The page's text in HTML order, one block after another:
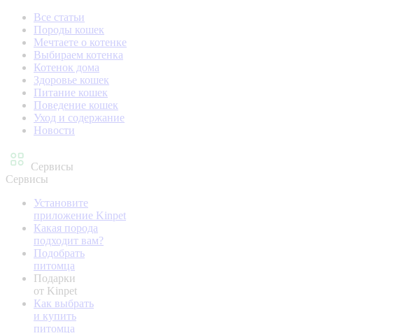
Все статьи
Породы кошек
Мечтаете о котенке
Выбираем котенка
Котенок дома
Здоровье кошек
Питание кошек
Поведение кошек
Уход и содержание
Новости
Сервисы
Сервисы
Установите
приложение Kinpet
Какая порода
подходит вам?
Подобрать
питомца
Подарки
от Kinpet
Как выбрать
и купить
питомца